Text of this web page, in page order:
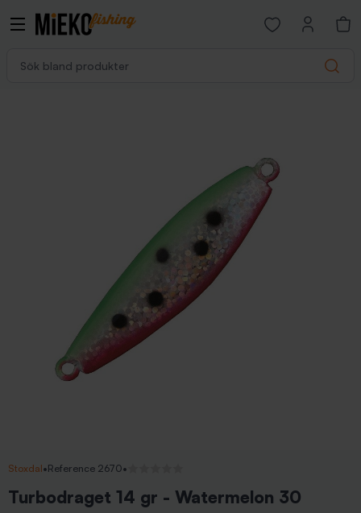
Search
Open favorites
Stoxdal•Reference 2670•
Turbodraget 14 gr - Watermelon 30